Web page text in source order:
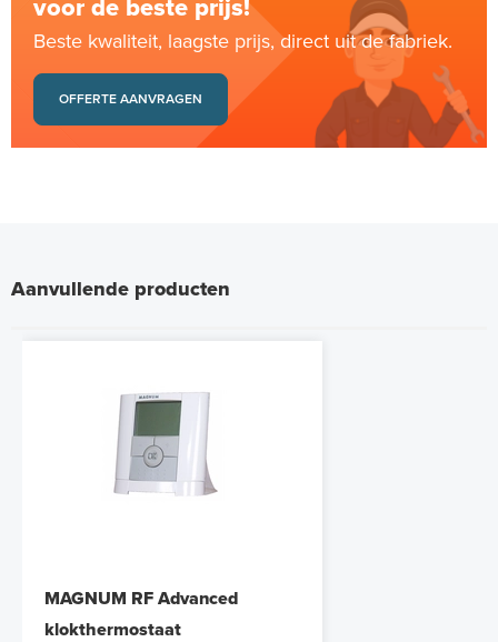
voor de beste prijs!
Beste kwaliteit, laagste prijs, direct uit de fabriek.
OFFERTE AANVRAGEN
Aanvullende producten
MAGNUM RF Advanced
klokthermostaat